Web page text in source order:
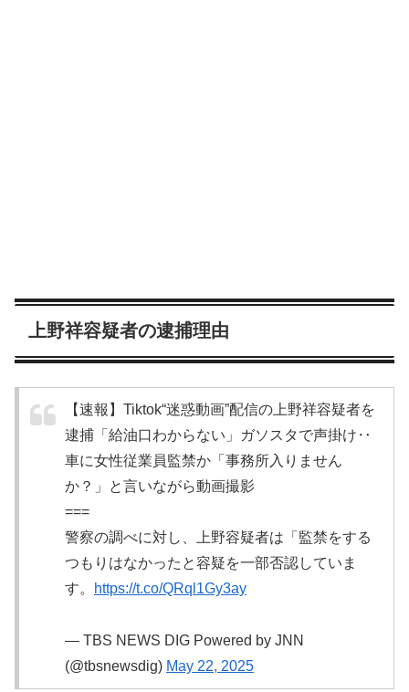
上野祥容疑者の逮捕理由
【速報】Tiktok“迷惑動画”配信の上野祥容疑者を
逮捕「給油口わからない」ガソスタで声掛け‥
車に女性従業員監禁か「事務所入りません
か？」と言いながら動画撮影
===
警察の調べに対し、上野容疑者は「監禁をする
つもりはなかったと容疑を一部否認していま
す。
https://t.co/QRql1Gy3ay
— TBS NEWS DIG Powered by JNN
(@tbsnewsdig) May 22, 2025